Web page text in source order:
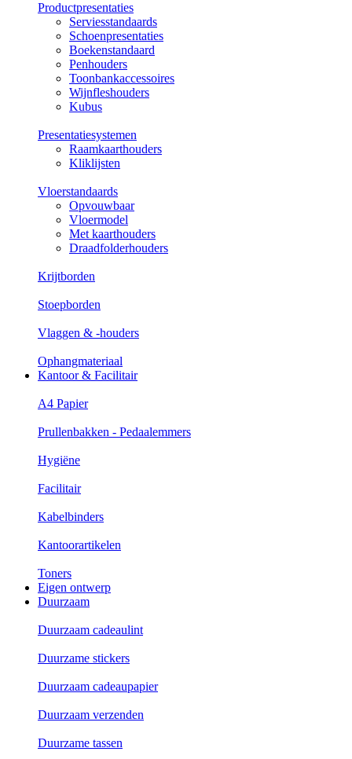
Productpresentaties
Serviesstandaards
Schoenpresentaties
Boekenstandaard
Penhouders
Toonbankaccessoires
Wijnfleshouders
Kubus
Presentatiesystemen
Raamkaarthouders
Kliklijsten
Vloerstandaards
Opvouwbaar
Vloermodel
Met kaarthouders
Draadfolderhouders
Krijtborden
Stoepborden
Vlaggen & -houders
Ophangmateriaal
Kantoor & Facilitair
A4 Papier
Prullenbakken - Pedaalemmers
Hygiëne
Facilitair
Kabelbinders
Kantoorartikelen
Toners
Eigen ontwerp
Duurzaam
Duurzaam cadeaulint
Duurzame stickers
Duurzaam cadeaupapier
Duurzaam verzenden
Duurzame tassen